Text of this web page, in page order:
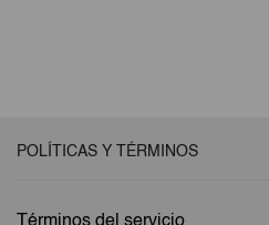
POLÍTICAS Y TÉRMINOS